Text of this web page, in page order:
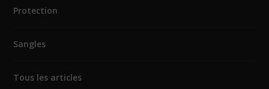
Protection
Sangles
Tous les articles